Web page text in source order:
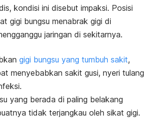
kondisi ini disebut impaksi. Posisi
gigi bungsu menabrak gigi di
jaringan di sekitarnya.
gigi bungsu yang tumbuh sakit,
menyebabkan sakit gusi, nyeri tulang
yang berada di paling belakang
tidak terjangkau oleh sikat gigi.